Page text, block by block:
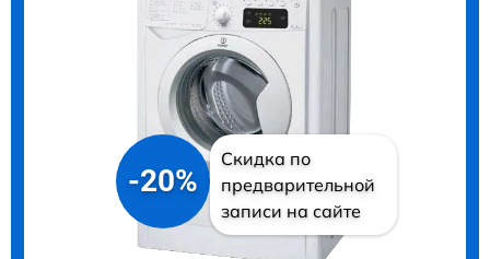
-20%
Скидка по
предварительной
записи на сайте